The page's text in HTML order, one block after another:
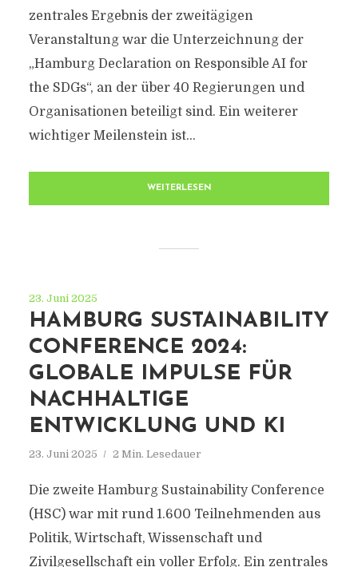
zentrales Ergebnis der zweitägigen
Veranstaltung war die Unterzeichnung der
„Hamburg Declaration on Responsible AI for
the SDGs“, an der über 40 Regierungen und
Organisationen beteiligt sind. Ein weiterer
wichtiger Meilenstein ist...
WEITERLESEN
23. Juni 2025
HAMBURG SUSTAINABILITY
CONFERENCE 2024:
GLOBALE IMPULSE FÜR
NACHHALTIGE
ENTWICKLUNG UND KI
23. Juni 2025 2 Min. Lesedauer
Die zweite Hamburg Sustainability Conference
(HSC) war mit rund 1.600 Teilnehmenden aus
Politik, Wirtschaft, Wissenschaft und
Zivilgesellschaft ein voller Erfolg. Ein zentrales